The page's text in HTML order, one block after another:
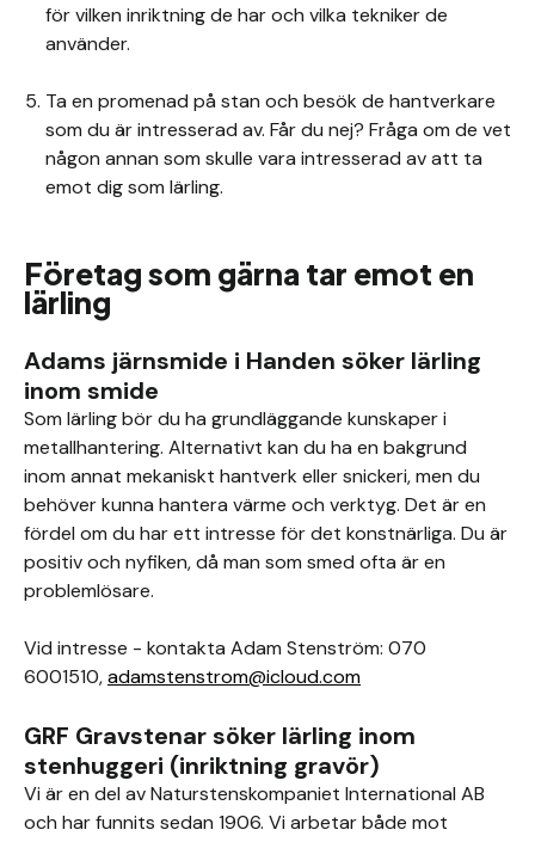
för vilken inriktning de har och vilka tekniker de
använder.
Ta en promenad på stan och besök de hantverkare
som du är intresserad av. Får du nej? Fråga om de vet
någon annan som skulle vara intresserad av att ta
emot dig som lärling.
Företag som gärna tar emot en
lärling
Adams järnsmide i Handen söker lärling
inom smide
Som lärling bör du ha grundläggande kunskaper i
metallhantering. Alternativt kan du ha en bakgrund
inom annat mekaniskt hantverk eller snickeri, men du
behöver kunna hantera värme och verktyg. Det är en
fördel om du har ett intresse för det konstnärliga. Du är
positiv och nyfiken, då man som smed ofta är en
problemlösare.
Vid intresse - kontakta Adam Stenström: 070
6001510,adamstenstrom@icloud.com
GRF Gravstenar söker lärling inom
stenhuggeri (inriktning gravör)
Vi är en del av Naturstenskompaniet International AB
och har funnits sedan 1906. Vi arbetar både mot